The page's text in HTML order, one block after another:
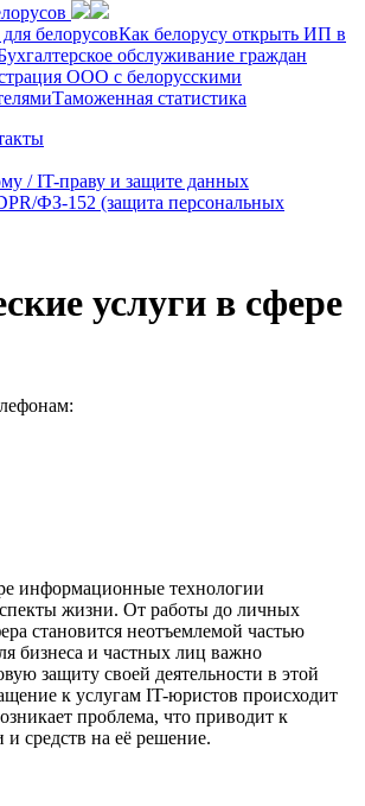
белорусовКак белорусу открыть ИП в
обслуживание граждан
ООО с белорусскими
Таможенная статистика
/ IT-праву и защите данных
ФЗ-152 (защита персональных
услуги в сфере
информационные технологии
жизни. От работы до личных
становится неотъемлемой частью
бизнеса и частных лиц важно
защиту своей деятельности в этой
к услугам IT-юристов происходит
проблема, что приводит к
средств на её решение.